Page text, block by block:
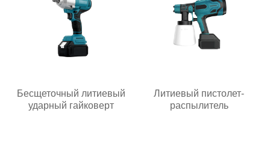
Бесщеточный литиевый
ударный гайковерт
Литиевый пистолет-
распылитель